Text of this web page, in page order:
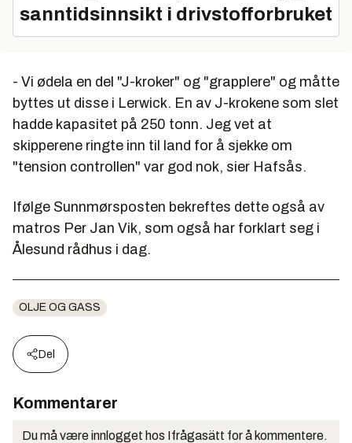
sanntidsinnsikt i drivstofforbruket
- Vi ødela en del "J-kroker" og "grapplere" og måtte
byttes ut disse i Lerwick. En av J-krokene som slet
hadde kapasitet på 250 tonn. Jeg vet at
skipperene ringte inn til land for å sjekke om
"tension controllen" var god nok, sier Hafsås.
Ifølge Sunnmørsposten bekreftes dette også av
matros Per Jan Vik, som også har forklart seg i
Ålesund rådhus i dag.
OLJE OG GASS
Del
Kommentarer
Du må være innlogget hos Ifrågasätt for å kommentere.